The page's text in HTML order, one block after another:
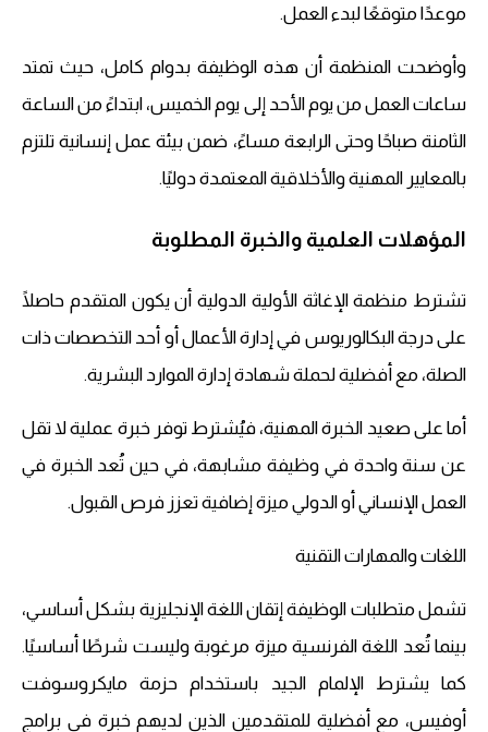
موعدًا متوقعًا لبدء العمل.
وأوضحت المنظمة أن هذه الوظيفة بدوام كامل، حيث تمتد
ساعات العمل من يوم الأحد إلى يوم الخميس، ابتداءً من الساعة
الثامنة صباحًا وحتى الرابعة مساءً، ضمن بيئة عمل إنسانية تلتزم
بالمعايير المهنية والأخلاقية المعتمدة دوليًا.
المؤهلات العلمية والخبرة المطلوبة
تشترط منظمة الإغاثة الأولية الدولية أن يكون المتقدم حاصلًا
على درجة البكالوريوس في إدارة الأعمال أو أحد التخصصات ذات
الصلة، مع أفضلية لحملة شهادة إدارة الموارد البشرية.
أما على صعيد الخبرة المهنية، فيُشترط توفر خبرة عملية لا تقل
عن سنة واحدة في وظيفة مشابهة، في حين تُعد الخبرة في
العمل الإنساني أو الدولي ميزة إضافية تعزز فرص القبول.
اللغات والمهارات التقنية
تشمل متطلبات الوظيفة إتقان اللغة الإنجليزية بشكل أساسي،
بينما تُعد اللغة الفرنسية ميزة مرغوبة وليست شرطًا أساسيًا.
كما يشترط الإلمام الجيد باستخدام حزمة مايكروسوفت
أوفيس، مع أفضلية للمتقدمين الذين لديهم خبرة في برامج